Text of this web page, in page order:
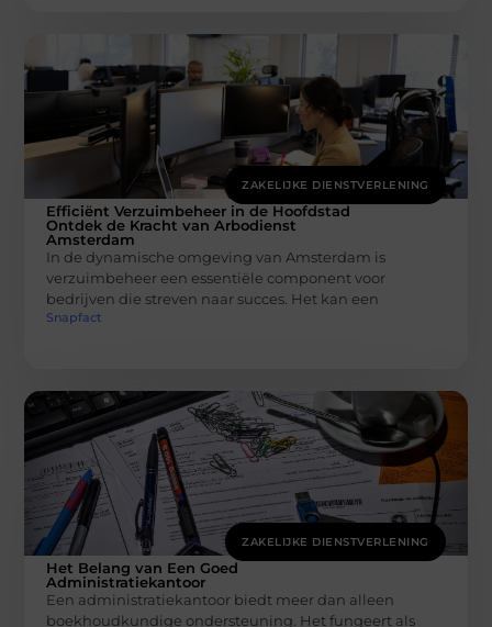
ZAKELIJKE DIENSTVERLENING
Efficiënt Verzuimbeheer in de Hoofdstad
Ontdek de Kracht van Arbodienst
Amsterdam
In de dynamische omgeving van Amsterdam is
verzuimbeheer een essentiële component voor
bedrijven die streven naar succes. Het kan een
Snapfact
ZAKELIJKE DIENSTVERLENING
Het Belang van Een Goed
Administratiekantoor
Een administratiekantoor biedt meer dan alleen
boekhoudkundige ondersteuning. Het fungeert als